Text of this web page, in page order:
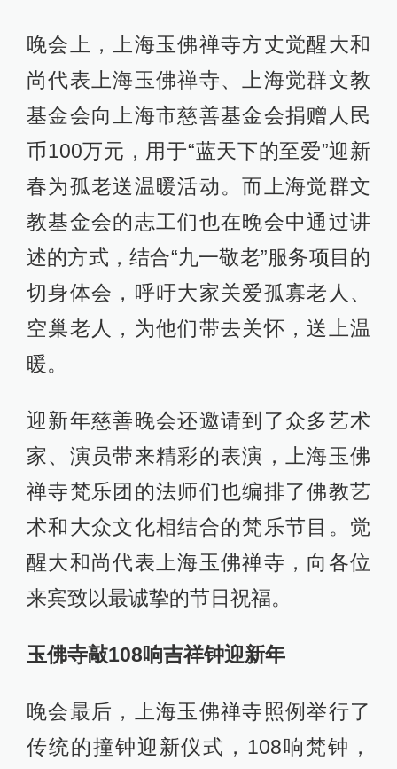
晚会上，上海玉佛禅寺方丈觉醒大和
尚代表上海玉佛禅寺、上海觉群文教
基金会向上海市慈善基金会捐赠人民
币100万元，用于“蓝天下的至爱”迎新
春为孤老送温暖活动。而上海觉群文
教基金会的志工们也在晚会中通过讲
述的方式，结合“九一敬老”服务项目的
切身体会，呼吁大家关爱孤寡老人、
空巢老人，为他们带去关怀，送上温
暖。
迎新年慈善晚会还邀请到了众多艺术
家、演员带来精彩的表演，上海玉佛
禅寺梵乐团的法师们也编排了佛教艺
术和大众文化相结合的梵乐节目。觉
醒大和尚代表上海玉佛禅寺，向各位
来宾致以最诚挚的节日祝福。
玉佛寺敲108响吉祥钟迎新年
晚会最后，上海玉佛禅寺照例举行了
传统的撞钟迎新仪式，108响梵钟，